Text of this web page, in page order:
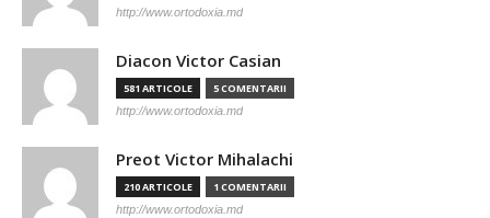
http://www.ortodoxia.md
Diacon Victor Casian
581 ARTICOLE 5 COMENTARII
http://www.ortodoxia.md
Preot Victor Mihalachi
210 ARTICOLE 1 COMENTARII
http://www.ortodoxia.md